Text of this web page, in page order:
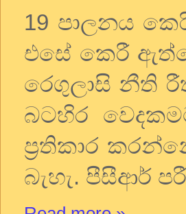
19 පාලනය
එසේ කෙරී
රෙගුලාසි නීති
බටහිර
ප්‍රතිකාර
බැහැ. පීසීආර්